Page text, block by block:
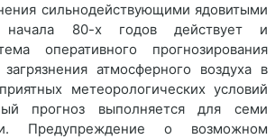
сильнодействующими ядовитыми
80-х годов действует и
оперативного прогнозирования
атмосферного воздуха в
метеорологических условий
прогноз выполняется для семи
Предупреждение о возможном